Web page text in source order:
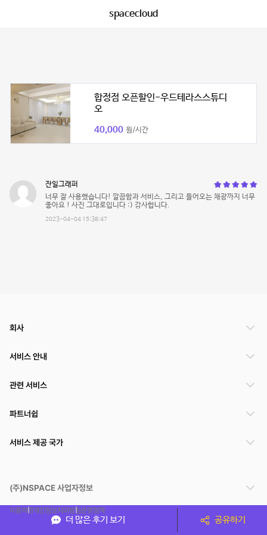
spacecloud
합정점 오픈할인-우드테라스스튜디
오
40,000 원/시간
잔일그래퍼
너무 잘 사용했습니다! 깔끔함과 서비스, 그리고 들어오는 채광까지 너무
좋아요 ! 사진 그대로입니다 :) 감사합니다.
2023-04-04 15:38:47
더 많은 후기 보기 공유하기
회사
서비스 안내
관련 서비스
파트너쉽
서비스 제공 국가
(주)NSPACE 사업자정보
이용약관개인정보처리방침운영정책
스페이스클라우드는 통신판매중개자이며 통신판매의 당사자가 아닙니다. 따라서 스페이스클